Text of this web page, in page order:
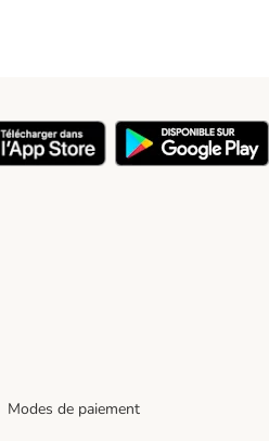
Modes de paiement